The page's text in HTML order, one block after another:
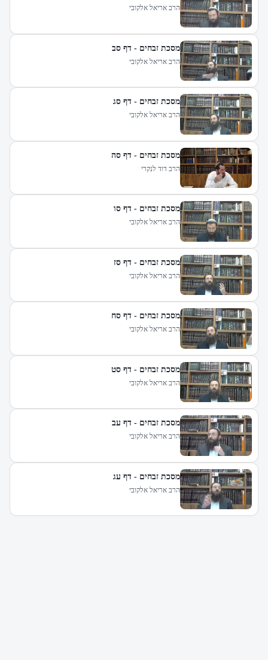
הרב אריאל אלקובי
מסכת זבחים - דף סב
הרב אריאל אלקובי
מסכת זבחים - דף סג
הרב אריאל אלקובי
מסכת זבחים - דף סה
הרב דוד לנקרי
מסכת זבחים - דף סו
הרב אריאל אלקובי
מסכת זבחים - דף סז
הרב אריאל אלקובי
מסכת זבחים - דף סח
הרב אריאל אלקובי
מסכת זבחים - דף סט
הרב אריאל אלקובי
מסכת זבחים - דף עב
הרב אריאל אלקובי
מסכת זבחים - דף עג
הרב אריאל אלקובי